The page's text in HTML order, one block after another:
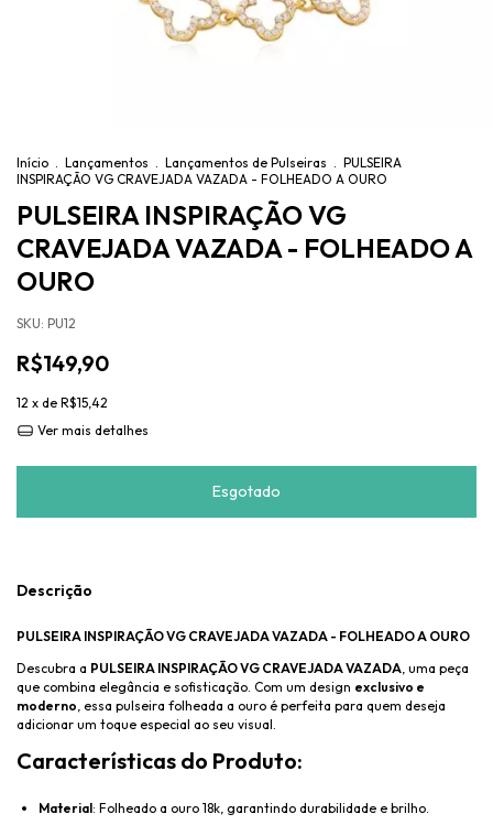
Início . Lançamentos . Lançamentos de Pulseiras . PULSEIRA
INSPIRAÇÃO VG CRAVEJADA VAZADA - FOLHEADO A OURO
PULSEIRA INSPIRAÇÃO VG
CRAVEJADA VAZADA - FOLHEADO A
OURO
SKU: PU12
R$149,90
12 x de R$15,42
Ver mais detalhes
Descrição
PULSEIRA INSPIRAÇÃO VG CRAVEJADA VAZADA - FOLHEADO A OURO
Descubra a PULSEIRA INSPIRAÇÃO VG CRAVEJADA VAZADA, uma peça
que combina elegância e sofisticação. Com um design exclusivo e
moderno, essa pulseira folheada a ouro é perfeita para quem deseja
adicionar um toque especial ao seu visual.
Características do Produto:
Material: Folheado a ouro 18k, garantindo durabilidade e brilho.